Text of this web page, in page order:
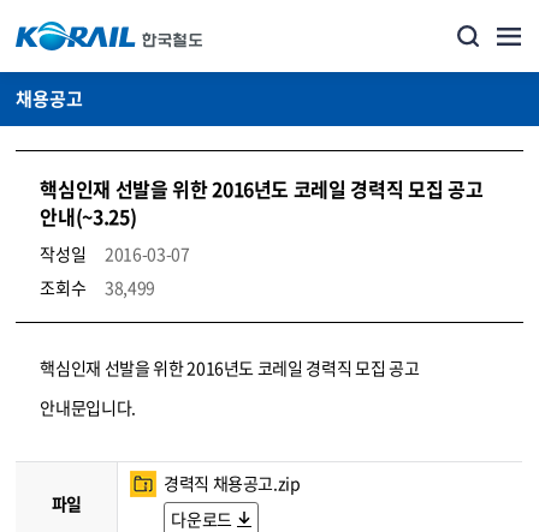
채용공고
핵심인재 선발을 위한 2016년도 코레일 경력직 모집 공고
안내(~3.25)
작성일
2016-03-07
조회수
38,499
코레일소개_경영공시_채용공고 상세보기 – 내용, 파일, 담당자 연락처로 구성
핵심인재 선발을 위한 2016년도 코레일 경력직 모집 공고
안내문입니다.
파일
경력직 채용공고.zip
다운로드